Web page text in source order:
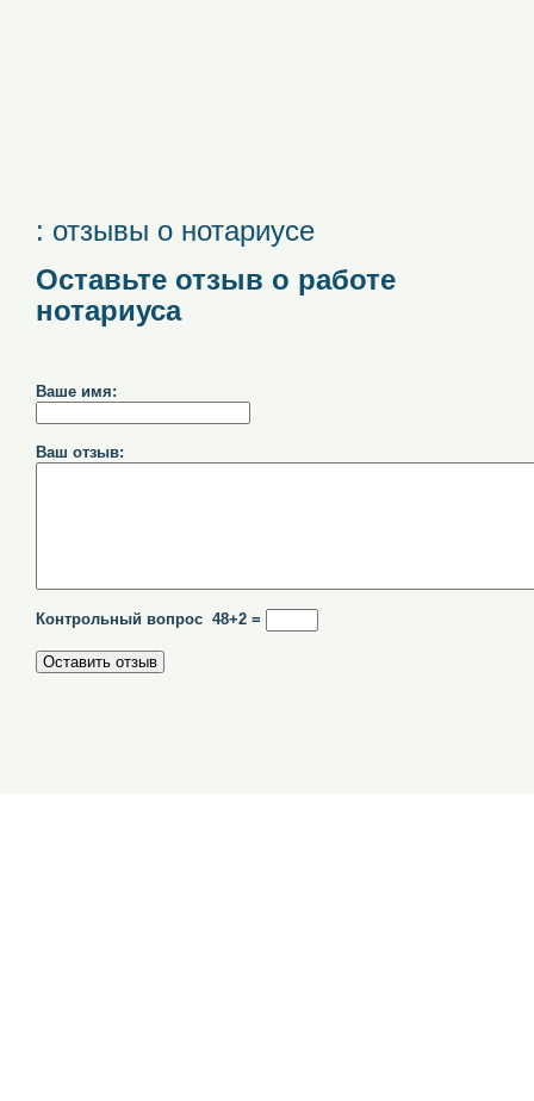
: отзывы о нотариусе
Оставьте отзыв о работе
нотариуса
Ваше имя:
Ваш отзыв:
Контрольный вопрос 48+2 =